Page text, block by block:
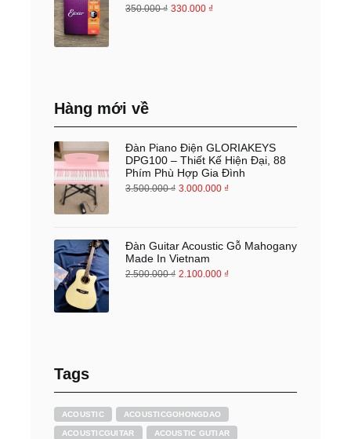
350.000₫ 330.000 ₫
Hàng mới về
Đàn Piano Điện GLORIAKEYS
DPG100 – Thiết Kế Hiện Đại, 88
Phím Phù Hợp Gia Đình
3.500.000₫ 3.000.000 ₫
Đàn Guitar Acoustic Gỗ Mahogany
Made In Vietnam
2.500.000₫ 2.100.000 ₫
Tags
ACOUSTIC ACOUSTICGOHONGDAO
ACOUSTICGUITAR ACOUSTIC GUTIAR